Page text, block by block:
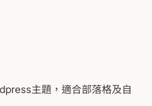
主題，適合部落格及自